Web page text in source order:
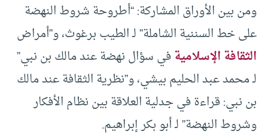
ومن بين الأوراق المشاركة: “أطروحة شروط النهضة
على خط السننية الشاملة” لـ الطيب برغوث، و”أمراض
الثقافة الإسلاميةفي سؤال نهضة عند مالك بن نبي”
لـ محمد عبد الحليم بيشي، و”نظرية الثقافة عند مالك
بن نبي: قراءة في جدلية العلاقة بين نظام الأفكار
وشروط النهضة” لـ أبو بكر إبراهيم.